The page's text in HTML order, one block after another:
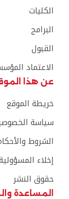
الكليات
البرامج
القبول
الاعتماد
عن هذا
خريطة الموقع
سياسة
الشروط
إخلاء
حقوق النشر
المساعدة